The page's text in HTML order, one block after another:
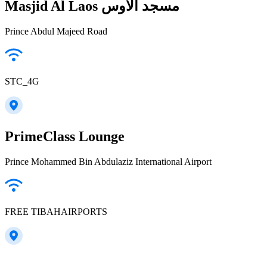
Masjid Al Laos مسجد الأوس
Prince Abdul Majeed Road
STC_4G
PrimeClass Lounge
Prince Mohammed Bin Abdulaziz International Airport
FREE TIBAHAIRPORTS